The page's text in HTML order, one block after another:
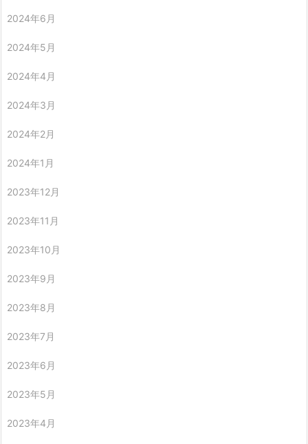
2024年6月
2024年5月
2024年4月
2024年3月
2024年2月
2024年1月
2023年12月
2023年11月
2023年10月
2023年9月
2023年8月
2023年7月
2023年6月
2023年5月
2023年4月